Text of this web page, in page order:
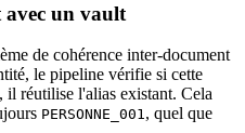
avec un vault
de cohérence inter-document
le pipeline vérifie si cette
il réutilise l'alias existant. Cela
PERSONNE_001, quel que